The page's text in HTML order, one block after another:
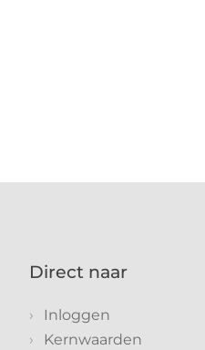
Direct naar
Inloggen
Kernwaarden